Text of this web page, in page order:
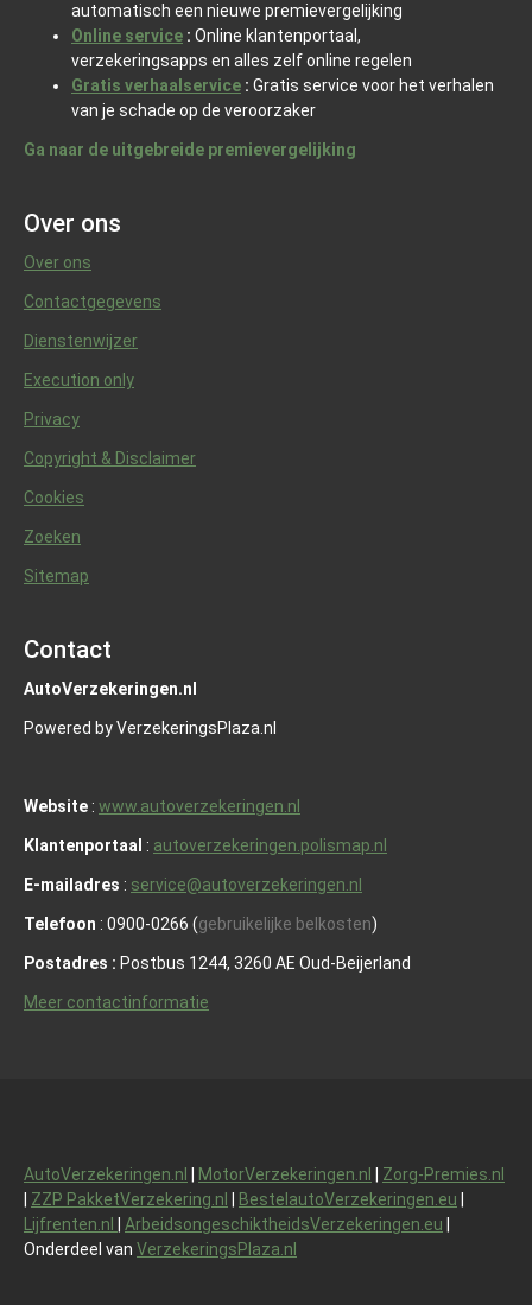
automatisch een nieuwe premievergelijking
Online service : Online klantenportaal,
verzekeringsapps en alles zelf online regelen
Gratis verhaalservice : Gratis service voor het verhalen
van je schade op de veroorzaker
Ga naar de uitgebreide premievergelijking
Over ons
Over ons
Contactgegevens
Dienstenwijzer
Execution only
Privacy
Copyright & Disclaimer
Cookies
Zoeken
Sitemap
Contact
AutoVerzekeringen.nl
Powered by VerzekeringsPlaza.nl
Website : www.autoverzekeringen.nl
Klantenportaal : autoverzekeringen.polismap.nl
E-mailadres : service@autoverzekeringen.nl
Telefoon : 0900-0266 (gebruikelijke belkosten)
Postadres : Postbus 1244, 3260 AE Oud-Beijerland
Meer contactinformatie
AutoVerzekeringen.nl MotorVerzekeringen.nl
Zorg-Premies.nl
ZZP PakketVerzekering.nl BestelautoVerzekeringen.eu
Lijfrenten.nl
ArbeidsongeschiktheidsVerzekeringen.eu
Onderdeel van VerzekeringsPlaza.nl